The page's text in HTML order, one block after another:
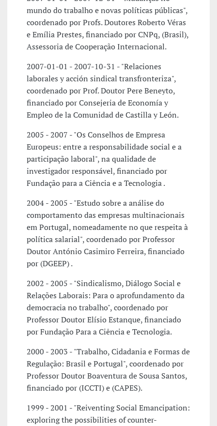
mundo do trabalho e novas políticas públicas",
coordenado por Profs. Doutores Roberto Véras
e Emília Prestes, financiado por CNPq, (Brasil),
Assessoria de Cooperação Internacional.
2007-01-01 - 2007-10-31 - "Relaciones
laborales y acción sindical transfronteriza",
coordenado por Prof. Doutor Pere Beneyto,
financiado por Consejeria de Economía y
Empleo de la Comunidad de Castilla y León.
2005 - 2007 - "Os Conselhos de Empresa
Europeus: entre a responsabilidade social e a
participação laboral", na qualidade de
investigador responsável, financiado por
Fundação para a Ciência e a Tecnologia .
2004 - 2005 - "Estudo sobre a análise do
comportamento das empresas multinacionais
em Portugal, nomeadamente no que respeita à
política salarial", coordenado por Professor
Doutor António Casimiro Ferreira, financiado
por (DGEEP) .
2002 - 2005 - "Sindicalismo, Diálogo Social e
Relações Laborais: Para o aprofundamento da
democracia no trabalho", coordenado por
Professor Doutor Elísio Estanque, financiado
por Fundação Para a Ciência e Tecnologia.
2000 - 2003 - "Trabalho, Cidadania e Formas de
Regulação: Brasil e Portugal", coordenado por
Professor Doutor Boaventura de Sousa Santos,
financiado por (ICCTI) e (CAPES).
1999 - 2001 - "Reiventing Social Emancipation:
exploring the possibilities of counter-